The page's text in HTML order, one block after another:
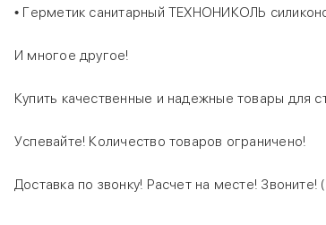
• Герметик санитарный ТЕХНОНИКОЛЬ
И многое другое!
Купить качественные и надежные товары для
Успевайте! Количество товаров ограничено!
Доставка по звонку! Расчет на месте!